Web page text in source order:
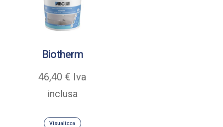
Biotherm
46,40 € Iva
inclusa
Visualizza